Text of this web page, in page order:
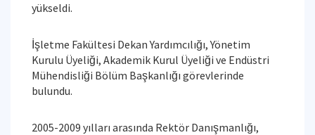
yükseldi.
İşletme Fakültesi Dekan Yardımcılığı, Yönetim
Kurulu Üyeliği, Akademik Kurul Üyeliği ve Endüstri
Mühendisliği Bölüm Başkanlığı görevlerinde
bulundu.
2005-2009 yılları arasında Rektör Danışmanlığı,